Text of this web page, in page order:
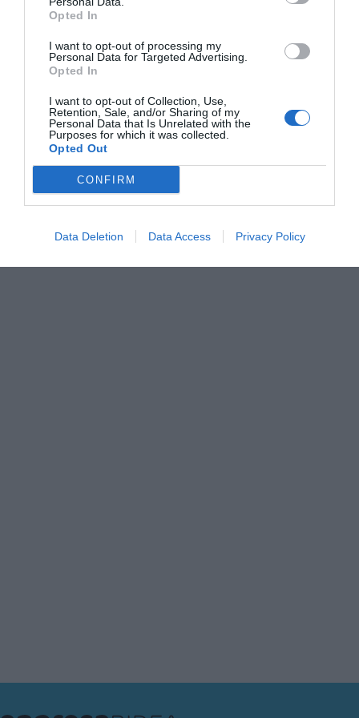
Opted In
I want to opt-out of processing my
Personal Data for Targeted Advertising.
Opted In
I want to opt-out of Collection, Use,
Retention, Sale, and/or Sharing of my
Personal Data that Is Unrelated with the
Purposes for which it was collected.
Opted Out
CONFIRM
Data Deletion Data Access Privacy Policy